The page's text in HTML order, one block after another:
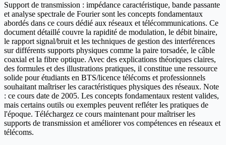
Support de transmission : impédance caractéristique, bande passante
et analyse spectrale de Fourier sont les concepts fondamentaux
abordés dans ce cours dédié aux réseaux et télécommunications. Ce
document détaillé couvre la rapidité de modulation, le débit binaire,
le rapport signal/bruit et les techniques de gestion des interférences
sur différents supports physiques comme la paire torsadée, le câble
coaxial et la fibre optique. Avec des explications théoriques claires,
des formules et des illustrations pratiques, il constitue une ressource
solide pour étudiants en BTS/licence télécoms et professionnels
souhaitant maîtriser les caractéristiques physiques des réseaux. Note
: ce cours date de 2005. Les concepts fondamentaux restent valides,
mais certains outils ou exemples peuvent refléter les pratiques de
l'époque. Téléchargez ce cours maintenant pour maîtriser les
supports de transmission et améliorer vos compétences en réseaux et
télécoms.